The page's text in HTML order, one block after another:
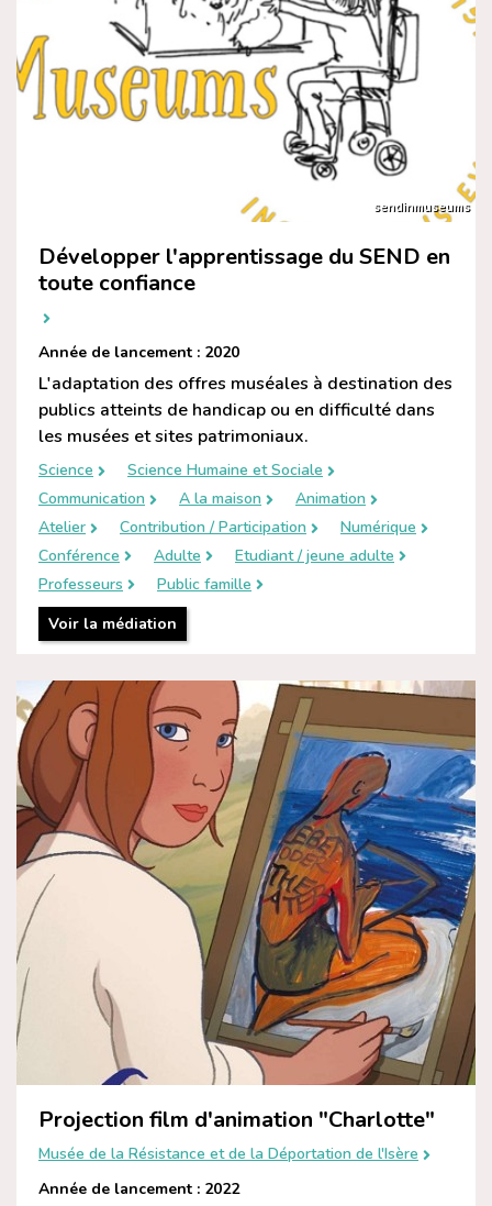
sendinmuseums
Développer l'apprentissage du SEND en
toute confiance
Année de lancement : 2020
L'adaptation des offres muséales à destination des
publics atteints de handicap ou en difficulté dans
les musées et sites patrimoniaux.
Science
Science Humaine et Sociale
Communication
A la maison
Animation
Atelier
Contribution / Participation
Numérique
Conférence
Adulte
Etudiant / jeune adulte
Professeurs
Public famille
Voir la médiation
Projection film d'animation "Charlotte"
Musée de la Résistance et de la Déportation de l'Isère
Année de lancement : 2022